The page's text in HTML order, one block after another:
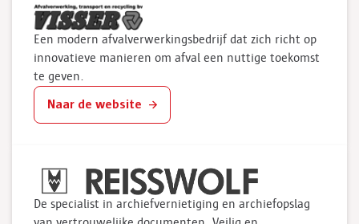
Een modern afvalverwerkingsbedrijf dat zich richt op
innovatieve manieren om afval een nuttige toekomst
te geven.
Naar de website
De specialist in archiefvernietiging en archiefopslag